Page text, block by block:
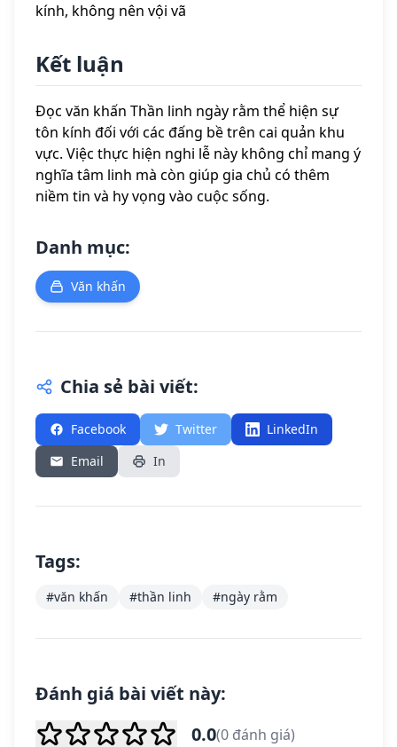
kính, không nên vội vã
Kết luận
Đọc văn khấn Thần linh ngày rằm thể hiện sự
tôn kính đối với các đấng bề trên cai quản khu
vực. Việc thực hiện nghi lễ này không chỉ mang ý
nghĩa tâm linh mà còn giúp gia chủ có thêm
niềm tin và hy vọng vào cuộc sống.
Danh mục:
Văn khấn
Chia sẻ bài viết:
Facebook Twitter
LinkedIn
Email
In
Tags:
#văn khấn #thần linh #ngày rằm
Đánh giá bài viết này:
0.0(0 đánh giá)